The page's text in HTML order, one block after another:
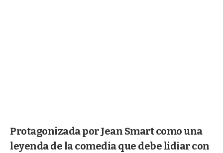
Protagonizada por Jean Smart como una
leyenda de la comedia que debe lidiar con